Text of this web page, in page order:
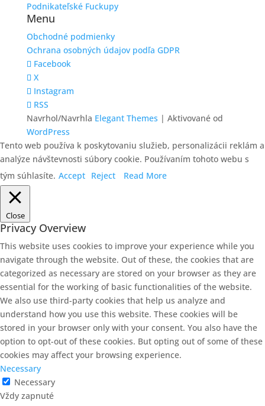
Podnikateľské Fuckupy
Menu
Obchodné podmienky
Ochrana osobných údajov podľa GDPR
Facebook
X
Instagram
RSS
Navrhol/Navrhla Elegant Themes | Aktivované od
WordPress
Tento web používa k poskytovaniu služieb, personalizácii reklám a
analýze návštevnosti súbory cookie. Používaním tohoto webu s
tým súhlasíte. Accept Reject Read More
Close
Privacy Overview
This website uses cookies to improve your experience while you
navigate through the website. Out of these, the cookies that are
categorized as necessary are stored on your browser as they are
essential for the working of basic functionalities of the website.
We also use third-party cookies that help us analyze and
understand how you use this website. These cookies will be
stored in your browser only with your consent. You also have the
option to opt-out of these cookies. But opting out of some of these
cookies may affect your browsing experience.
Necessary
Necessary
Vždy zapnuté